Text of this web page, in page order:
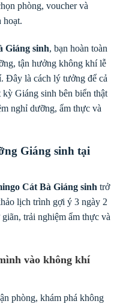
phòng, voucher và
hoạt.
Giáng sinh, bạn hoàn toàn
tận hưởng không khí lễ
Đây là cách lý tưởng để cả
Giáng sinh bên biển thật
nghỉ dưỡng, ẩm thực và
Giáng sinh tại
Cát Bà Giáng sinh trở
lịch trình gợi ý 3 ngày 2
trải nghiệm ẩm thực và
vào không khí
phòng, khám phá không